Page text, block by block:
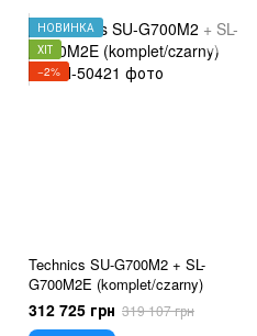
НОВИНКА
ХІТ
−2%
Technics SU-G700M2 + SL-
G700M2E (komplet/czarny)
312 725 грн 319 107 грн